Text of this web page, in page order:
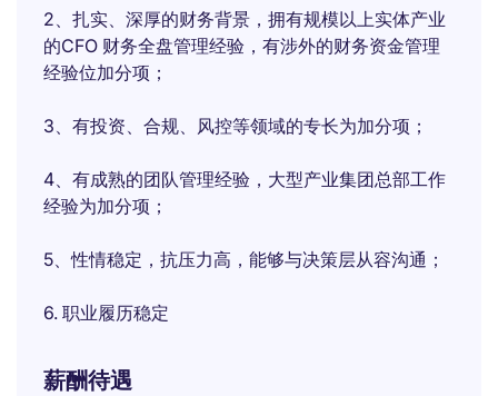
2、扎实、深厚的财务背景，拥有规模以上实体产业
的CFO 财务全盘管理经验，有涉外的财务资金管理
经验位加分项；
3、有投资、合规、风控等领域的专长为加分项；
4、有成熟的团队管理经验，大型产业集团总部工作
经验为加分项；
5、性情稳定，抗压力高，能够与决策层从容沟通；
6. 职业履历稳定
薪酬待遇